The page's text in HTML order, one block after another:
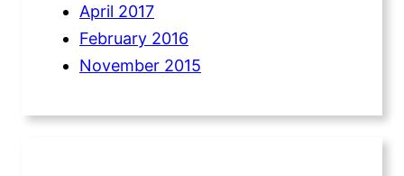
April 2017
February 2016
November 2015